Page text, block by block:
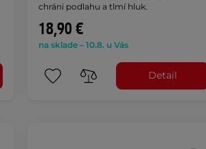
chráni podlahu a tlmí hluk.
18,90 €
na sklade – 10.8. u Vás
Detail